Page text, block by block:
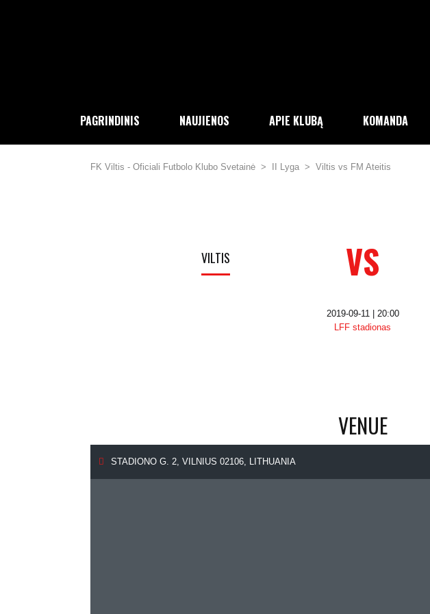
PAGRINDINIS NAUJIENOS APIE KLUBĄ KOMANDA
FK Viltis - Oficiali Futbolo Klubo Svetainė > II Lyga > Viltis vs FM Ateitis
VILTIS VS
2019-09-11 | 20:00
LFF stadionas
VENUE
STADIONO G. 2, VILNIUS 02106, LITHUANIA